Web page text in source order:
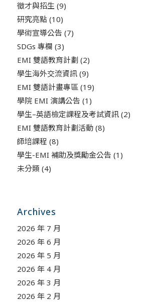
徵才與招生(9)
研究亮點(10)
學術宣導公告 (7)
SDGs 專欄 (3)
EMI 雙語教育計劃 (2)
學生海外交流資訊(9)
EMI 雙語計畫專區(19)
學院 EMI 演講公告 (1)
學生–英語檢定課程及考試資訊(2)
EMI 雙語教育計劃活動(8)
師培課程 (8)
學生-EMI 補助及獎勵金公告 (1)
未分類 (4)
Archives
2026 年 7 月
2026 年 6 月
2026 年 5 月
2026 年 4 月
2026 年 3 月
2026 年 2 月